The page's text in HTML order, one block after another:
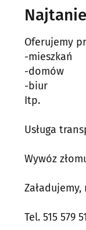
Oferujemy
-mieszkań
-domów
-biur
Itp.
Usługa
Wywóz
Tel. 515 579